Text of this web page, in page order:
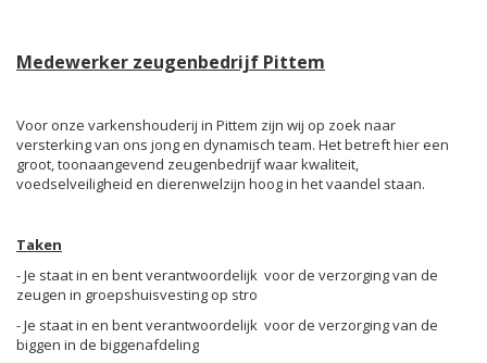
Medewerker zeugenbedrijf Pittem
Voor onze varkenshouderij in Pittem zijn wij op zoek naar
versterking van ons jong en dynamisch team. Het betreft hier een
groot, toonaangevend zeugenbedrijf waar kwaliteit,
voedselveiligheid en dierenwelzijn hoog in het vaandel staan.
Taken
- Je staat in en bent verantwoordelijk voor de verzorging van de
zeugen in groepshuisvesting op stro
- Je staat in en bent verantwoordelijk voor de verzorging van de
biggen in de biggenafdeling